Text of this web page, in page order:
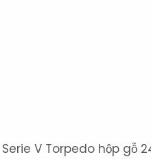
V Torpedo hộp gỗ